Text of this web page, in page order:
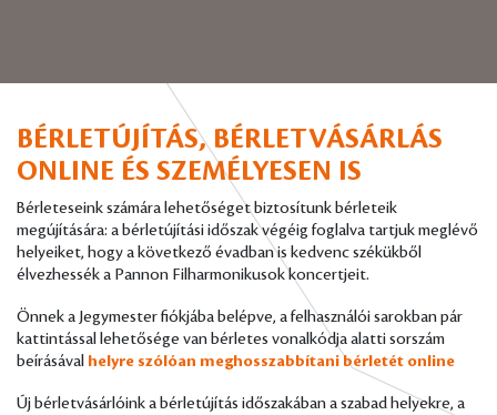
BÉRLETÚJÍTÁS, BÉRLETVÁSÁRLÁS
ONLINE ÉS SZEMÉLYESEN IS
Bérleteseink számára lehetőséget biztosítunk bérleteik
megújítására: a bérletújítási időszak végéig foglalva tartjuk meglévő
helyeiket, hogy a következő évadban is kedvenc székükből
élvezhessék a Pannon Filharmonikusok koncertjeit.
Önnek a Jegymester fiókjába belépve, a felhasználói sarokban pár
kattintással lehetősége van bérletes vonalkódja alatti sorszám
beírásával helyre szólóan meghosszabbítani bérletét online
Új bérletvásárlóink a bérletújítás időszakában a szabad helyekre, a